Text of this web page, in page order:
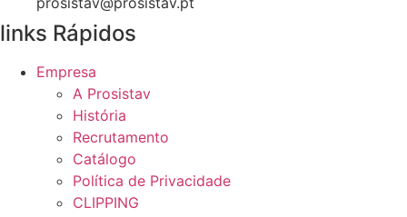
links Rápidos
Empresa
A Prosistav
História
Recrutamento
Catálogo
Política de Privacidade
CLIPPING